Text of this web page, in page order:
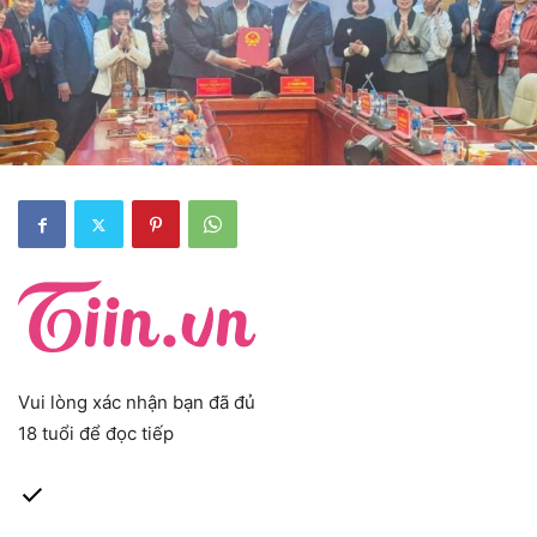
Vui lòng xác nhận bạn đã đủ
18 tuổi để đọc tiếp